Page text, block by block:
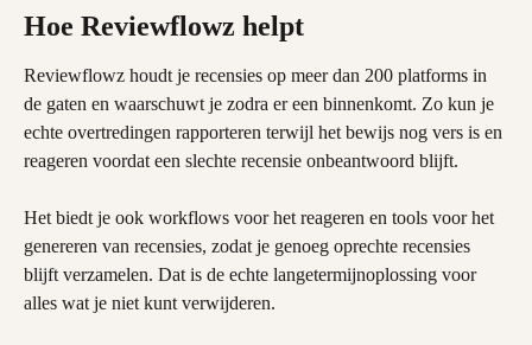
Hoe Reviewflowz helpt
Reviewflowz houdt je recensies op meer dan 200 platforms in
de gaten en waarschuwt je zodra er een binnenkomt. Zo kun je
echte overtredingen rapporteren terwijl het bewijs nog vers is en
reageren voordat een slechte recensie onbeantwoord blijft.
Het biedt je ook workflows voor het reageren en tools voor het
genereren van recensies, zodat je genoeg oprechte recensies
blijft verzamelen. Dat is de echte langetermijnoplossing voor
alles wat je niet kunt verwijderen.